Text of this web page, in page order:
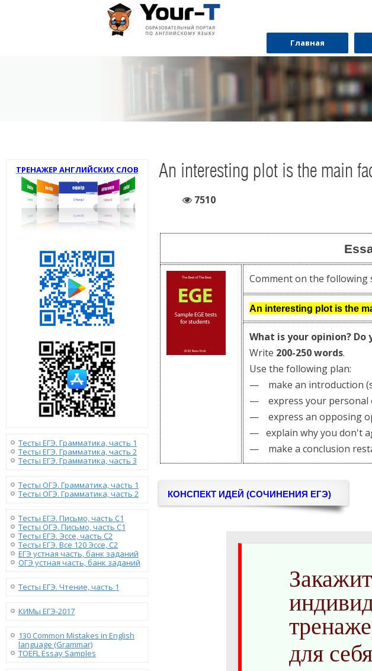
Главная
ТРЕНАЖЕР АНГЛИЙСКИХ СЛОВ
Тесты ЕГЭ. Грамматика, часть 1
Тесты ЕГЭ. Грамматика, часть 2
Тесты ЕГЭ. Грамматика, часть 3
Тесты ОГЭ. Грамматика, часть 1
Тесты ОГЭ. Грамматика, часть 2
Тесты ЕГЭ. Письмо, часть С1
Тесты ОГЭ. Письмо, часть С1
Тесты ЕГЭ. Эссе, часть C2
Тесты ЕГЭ. Все 120 Эссе, C2
ЕГЭ устная часть, банк заданий
ОГЭ устная часть, банк заданий
Тесты ЕГЭ. Чтение, часть 1
КИМы ЕГЭ-2017
130 Сommon Mistakes in English
language (Grammar)
TOEFL Essay Samples
An interesting plot is the main
7510
Comment on the following
An interesting plot is the
What is your opinion?
Write 200-250 words.
Use the following plan:
— make an introduction
— express your personal
— express an opposing
— explain why you don't
— make a conclusion
КОНСПЕКТ ИДЕЙ (СОЧИНЕНИЯ ЕГЭ)
для